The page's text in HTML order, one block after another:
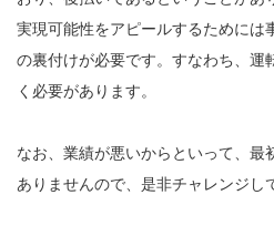
実現可能性をアピールするためには
の裏付けが必要です。すなわち、運
く必要があります。
なお、業績が悪いからといって、最
ありませんので、是非チャレンジし